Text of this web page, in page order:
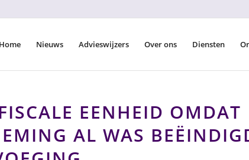
Nieuws Advieswijzers Over ons Diensten
EENHEID OMDAT
AL WAS